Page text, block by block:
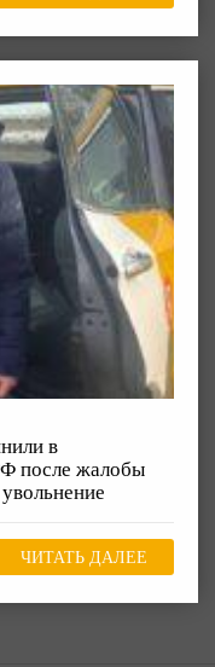
в
после жалобы
ЧИТАТЬ ДАЛЕЕ